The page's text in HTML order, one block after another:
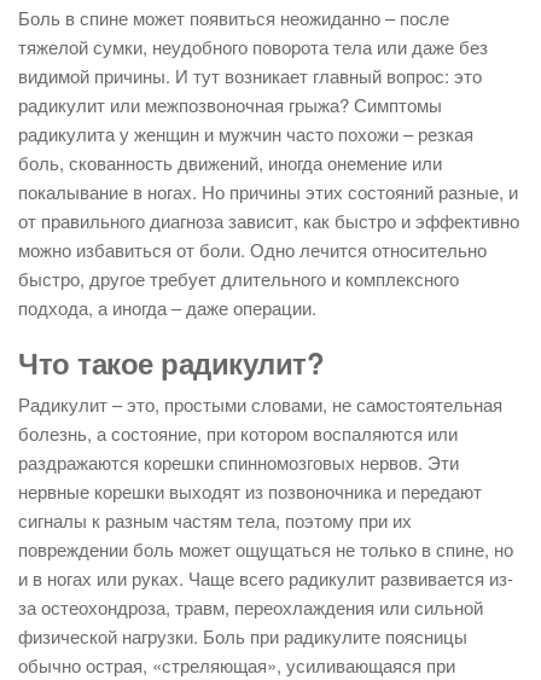
Боль в спине может появиться неожиданно – после
тяжелой сумки, неудобного поворота тела или даже без
видимой причины. И тут возникает главный вопрос: это
радикулит или межпозвоночная грыжа? Симптомы
радикулита у женщин и мужчин часто похожи – резкая
боль, скованность движений, иногда онемение или
покалывание в ногах. Но причины этих состояний разные, и
от правильного диагноза зависит, как быстро и эффективно
можно избавиться от боли. Одно лечится относительно
быстро, другое требует длительного и комплексного
подхода, а иногда – даже операции.
Что такое радикулит?
Радикулит – это, простыми словами, не самостоятельная
болезнь, а состояние, при котором воспаляются или
раздражаются корешки спинномозговых нервов. Эти
нервные корешки выходят из позвоночника и передают
сигналы к разным частям тела, поэтому при их
повреждении боль может ощущаться не только в спине, но
и в ногах или руках. Чаще всего радикулит развивается из-
за остеохондроза, травм, переохлаждения или сильной
физической нагрузки. Боль при радикулите поясницы
обычно острая, «стреляющая», усиливающаяся при